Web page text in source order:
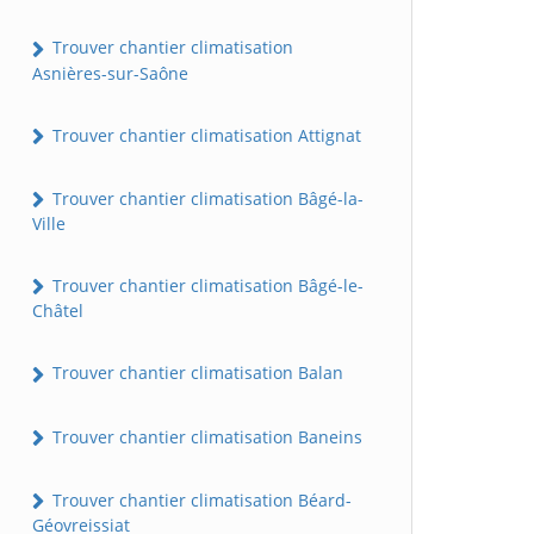
Trouver chantier climatisation
Asnières-sur-Saône
Trouver chantier climatisation Attignat
Trouver chantier climatisation Bâgé-la-
Ville
Trouver chantier climatisation Bâgé-le-
Châtel
Trouver chantier climatisation Balan
Trouver chantier climatisation Baneins
Trouver chantier climatisation Béard-
Géovreissiat